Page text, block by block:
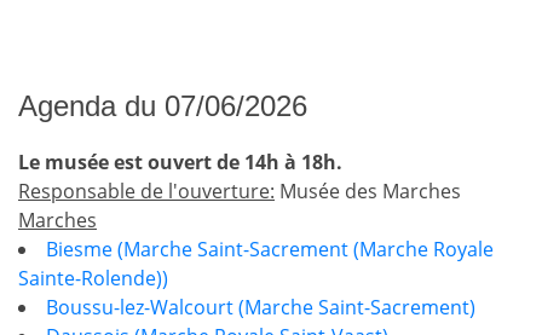
Agenda du 07/06/2026
Le musée est ouvert de 14h à 18h.
Responsable de l'ouverture: Musée des Marches
Marches
Biesme (Marche Saint-Sacrement (Marche Royale
Sainte-Rolende))
Boussu-lez-Walcourt (Marche Saint-Sacrement)